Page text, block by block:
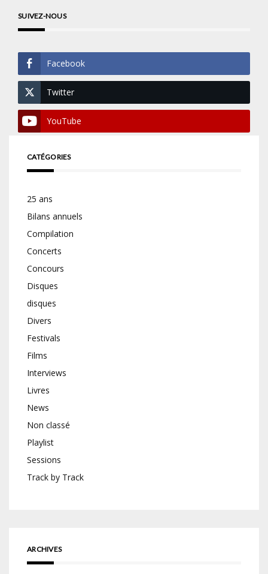
SUIVEZ-NOUS
Facebook
Twitter
YouTube
CATÉGORIES
25 ans
Bilans annuels
Compilation
Concerts
Concours
Disques
disques
Divers
Festivals
Films
Interviews
Livres
News
Non classé
Playlist
Sessions
Track by Track
ARCHIVES